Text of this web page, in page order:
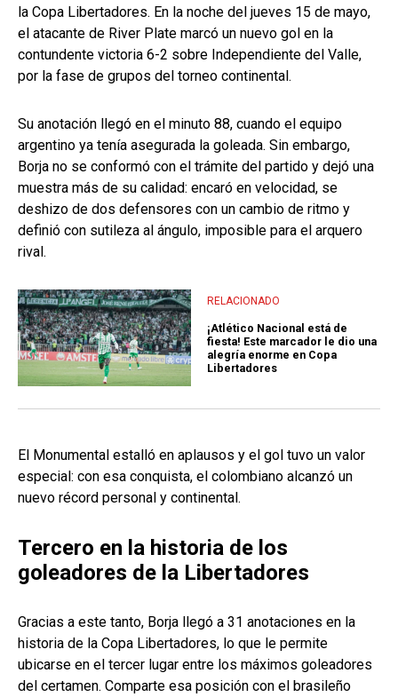
la Copa Libertadores. En la noche del jueves 15 de mayo,
el atacante de River Plate marcó un nuevo gol en la
contundente victoria 6-2 sobre Independiente del Valle,
por la fase de grupos del torneo continental.
Su anotación llegó en el minuto 88, cuando el equipo
argentino ya tenía asegurada la goleada. Sin embargo,
Borja no se conformó con el trámite del partido y dejó una
muestra más de su calidad: encaró en velocidad, se
deshizo de dos defensores con un cambio de ritmo y
definió con sutileza al ángulo, imposible para el arquero
rival.
RELACIONADO
¡Atlético Nacional está de
fiesta! Este marcador le dio una
alegría enorme en Copa
Libertadores
El Monumental estalló en aplausos y el gol tuvo un valor
especial: con esa conquista, el colombiano alcanzó un
nuevo récord personal y continental.
Tercero en la historia de los
goleadores de la Libertadores
Gracias a este tanto, Borja llegó a 31 anotaciones en la
historia de la Copa Libertadores, lo que le permite
ubicarse en el tercer lugar entre los máximos goleadores
del certamen. Comparte esa posición con el brasileño